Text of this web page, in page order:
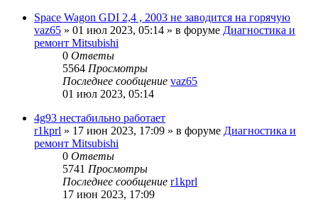
Space Wagon GDI 2,4 , 2003 не заводится на горячую
vaz65 » 01 июл 2023, 05:14 » в форуме Диагностика и
ремонт Mitsubishi
0 Ответы
5564 Просмотры
Последнее сообщение vaz65
01 июл 2023, 05:14
4g93 нестабильно работает
r1kprl » 17 июн 2023, 17:09 » в форуме Диагностика и
ремонт Mitsubishi
0 Ответы
5741 Просмотры
Последнее сообщение r1kprl
17 июн 2023, 17:09